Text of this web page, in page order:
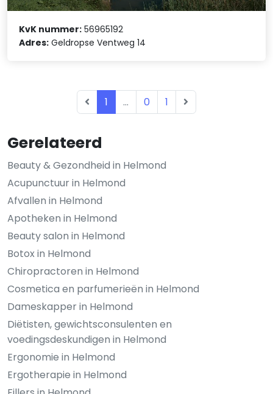
Gerelateerd
Beauty & Gezondheid in Helmond
Acupunctuur in Helmond
Afvallen in Helmond
Apotheken in Helmond
Beauty salon in Helmond
Botox in Helmond
Chiropractoren in Helmond
Cosmetica en parfumerieën in Helmond
Dameskapper in Helmond
Diëtisten, gewichtsconsulenten en
voedingsdeskundigen in Helmond
Ergonomie in Helmond
Ergotherapie in Helmond
KvK nummer: 56965192
Adres: Geldropse Ventweg 14
1 ... 0 1